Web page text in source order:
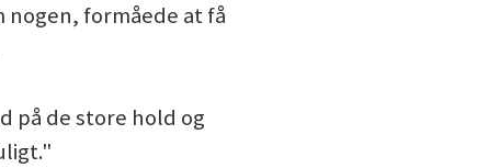
nogen, formåede at få
på de store hold og